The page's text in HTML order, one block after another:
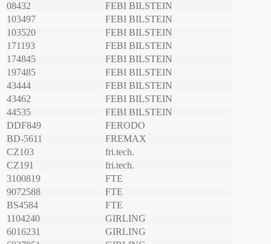
08432
FEBI BILSTEIN
103497
FEBI BILSTEIN
103520
FEBI BILSTEIN
171193
FEBI BILSTEIN
174845
FEBI BILSTEIN
197485
FEBI BILSTEIN
43444
FEBI BILSTEIN
43462
FEBI BILSTEIN
44535
FEBI BILSTEIN
DDF849
FERODO
BD-5611
FREMAX
CZ103
fri.tech.
CZ191
fri.tech.
3100819
FTE
9072588
FTE
BS4584
FTE
1104240
GIRLING
6016231
GIRLING